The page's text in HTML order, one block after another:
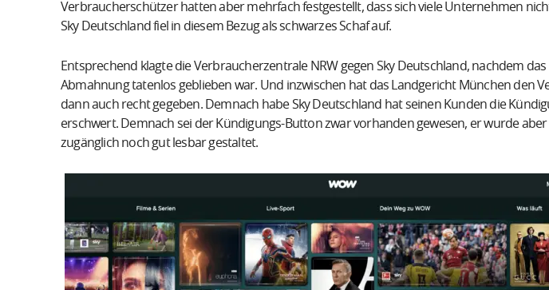
Verbraucherschützer hatten aber mehrfach festgestellt, dass sich viele Unternehmen
Sky Deutschland fiel in diesem Bezug als schwarzes Schaf auf.
Entsprechend klagte die Verbraucherzentrale NRW gegen Sky Deutschland, nachdem
Abmahnung tatenlos geblieben war. Und inzwischen hat das Landgericht München den
dann auch recht gegeben. Demnach habe Sky Deutschland hat seinen Kunden die
erschwert. Demnach sei der Kündigungs-Button zwar vorhanden gewesen, er wurde
zugänglich noch gut lesbar gestaltet.